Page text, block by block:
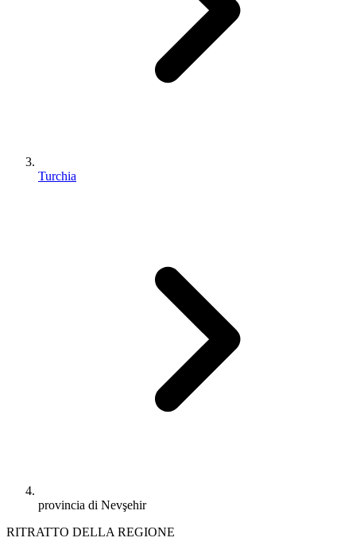
Turchia
provincia di Nevşehir
RITRATTO DELLA REGIONE